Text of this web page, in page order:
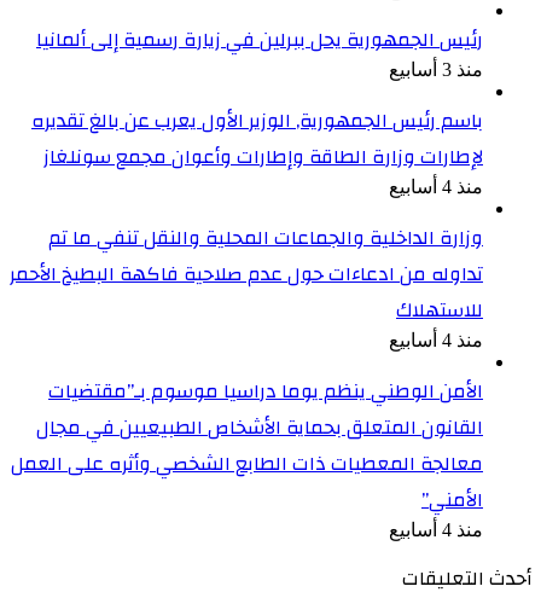
رئيس الجمهورية يحل ببرلين في زيارة رسمية إلى ألمانيا
منذ 3 أسابيع
باسم رئيس الجمهورية, الوزير الأول يعرب عن بالغ تقديره
لإطارات وزارة الطاقة وإطارات وأعوان مجمع سونلغاز
منذ 4 أسابيع
وزارة الداخلية والجماعات المحلية والنقل تنفي ما تم
تداوله من ادعاءات حول عدم صلاحية فاكهة البطيخ الأحمر
للاستهلاك
منذ 4 أسابيع
الأمن الوطني ينظم يوما دراسيا موسوم بـ”مقتضيات
القانون المتعلق بحماية الأشخاص الطبيعيين في مجال
معالجة المعطيات ذات الطابع الشخصي وأثره على العمل
الأمني”
منذ 4 أسابيع
أحدث التعليقات